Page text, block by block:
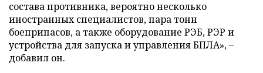
состава противника, вероятно несколько
иностранных специалистов, пара тонн
боеприпасов, а также оборудование РЭБ, РЭР и
устройства для запуска и управления БПЛА», –
добавил он.